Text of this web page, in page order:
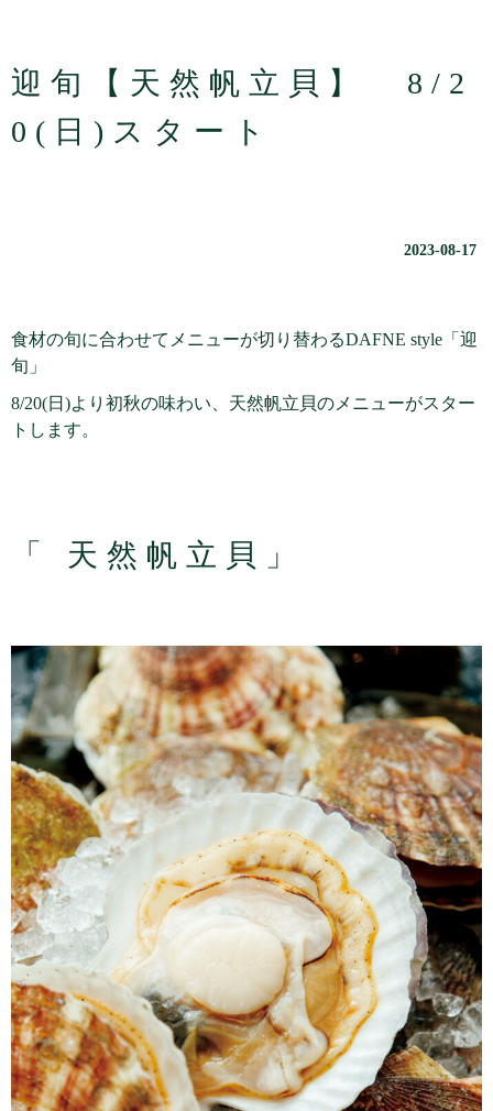
迎旬【天然帆立貝】 8/2
0(日)スタート
2023-08-17
食材の旬に合わせてメニューが切り替わるDAFNE style「迎
旬」
8/20(日)より初秋の味わい、天然帆立貝のメニューがスター
トします。
「 天然帆立貝」